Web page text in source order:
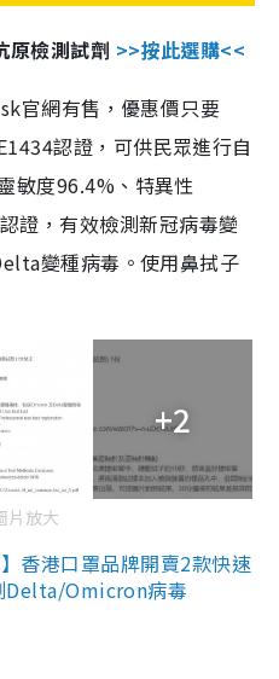
原檢測試劑 >>按此選購<<
官網有售，優惠價只要
認證，可供民眾進行自
敏度96.4%、特異性
證，有效檢測新冠病毒變
變種病毒。使用鼻拭子
+2
片放大
香港口罩品牌開賣2款快速
Delta/Omicron病毒